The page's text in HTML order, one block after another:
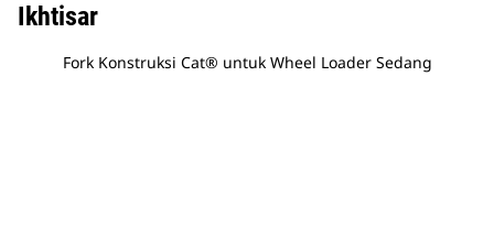
Ikhtisar
Fork Konstruksi Cat® untuk Wheel Loader Sedang